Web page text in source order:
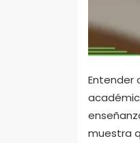
Entender
muestra